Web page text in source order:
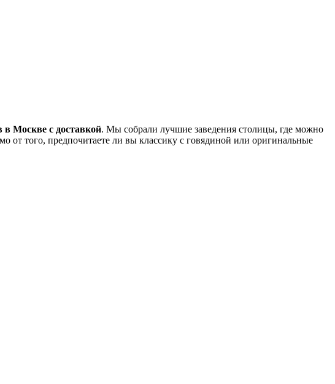
в Москве с доставкой. Мы собрали лучшие заведения столицы, где можно
от того, предпочитаете ли вы классику с говядиной или оригинальные